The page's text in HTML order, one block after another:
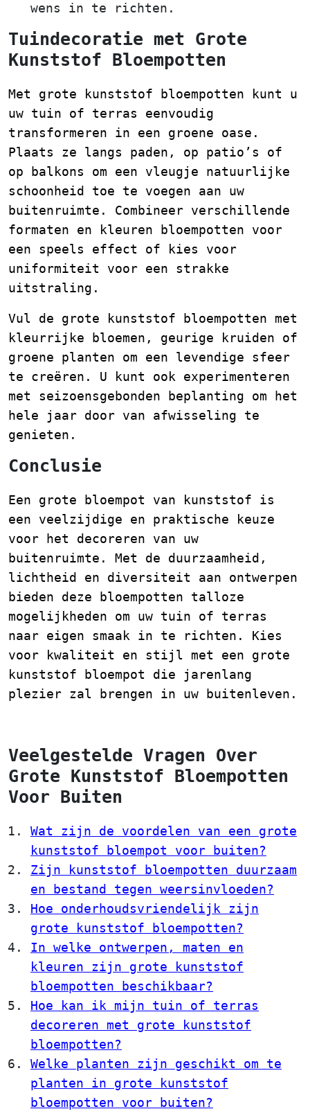
wens in te richten.
Tuindecoratie met Grote
Kunststof Bloempotten
Met grote kunststof bloempotten kunt u
uw tuin of terras eenvoudig
transformeren in een groene oase.
Plaats ze langs paden, op patio’s of
op balkons om een vleugje natuurlijke
schoonheid toe te voegen aan uw
buitenruimte. Combineer verschillende
formaten en kleuren bloempotten voor
een speels effect of kies voor
uniformiteit voor een strakke
uitstraling.
Vul de grote kunststof bloempotten met
kleurrijke bloemen, geurige kruiden of
groene planten om een levendige sfeer
te creëren. U kunt ook experimenteren
met seizoensgebonden beplanting om het
hele jaar door van afwisseling te
genieten.
Conclusie
Een grote bloempot van kunststof is
een veelzijdige en praktische keuze
voor het decoreren van uw
buitenruimte. Met de duurzaamheid,
lichtheid en diversiteit aan ontwerpen
bieden deze bloempotten talloze
mogelijkheden om uw tuin of terras
naar eigen smaak in te richten. Kies
voor kwaliteit en stijl met een grote
kunststof bloempot die jarenlang
plezier zal brengen in uw buitenleven.
Veelgestelde Vragen Over
Grote Kunststof Bloempotten
Voor Buiten
Wat zijn de voordelen van een grote
kunststof bloempot voor buiten?
Zijn kunststof bloempotten duurzaam
en bestand tegen weersinvloeden?
Hoe onderhoudsvriendelijk zijn
grote kunststof bloempotten?
In welke ontwerpen, maten en
kleuren zijn grote kunststof
bloempotten beschikbaar?
Hoe kan ik mijn tuin of terras
decoreren met grote kunststof
bloempotten?
Welke planten zijn geschikt om te
planten in grote kunststof
bloempotten voor buiten?